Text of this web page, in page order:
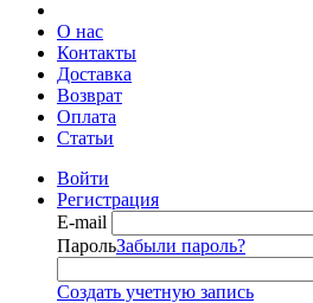
О нас
Контакты
Доставка
Возврат
Оплата
Статьи
Войти
Регистрация
E-mail
ПарольЗабыли пароль?
Создать учетную запись